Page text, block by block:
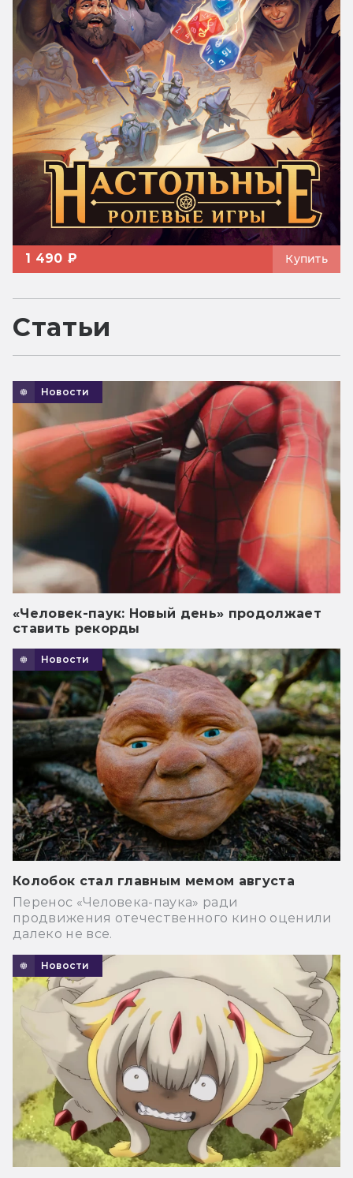
1 490 ₽ Купить
Статьи
Новости
«Человек-паук: Новый день» продолжает
ставить рекорды
Новости
Колобок стал главным мемом августа
Перенос «Человека-паука» ради
продвижения отечественного кино оценили
далеко не все.
Новости